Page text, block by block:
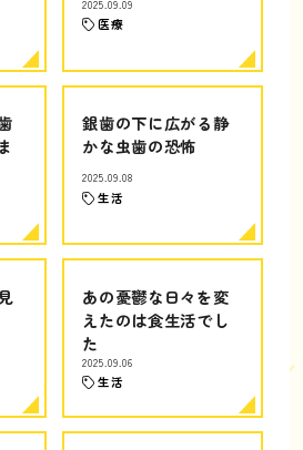
2025.09.09
医療
銀歯の下に広がる静
かな虫歯の恐怖
2025.09.08
生活
あの憂鬱な日々を変
えたのは食生活でし
た
2025.09.06
生活